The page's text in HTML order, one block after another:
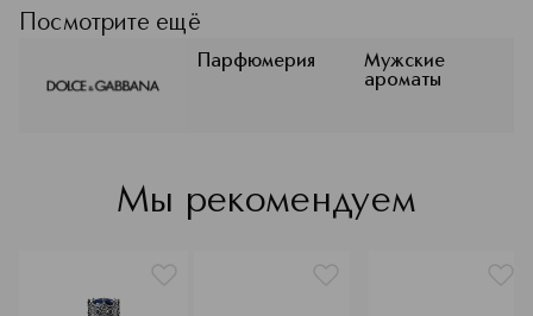
традиций Италии, воплощение
культовой эстетики и
индивидуальности бренда в
уникальных композициях ароматов и
Подробнее
Посмотрите ещё
Парфюмерия
Мужские
ароматы
Мы рекомендуем